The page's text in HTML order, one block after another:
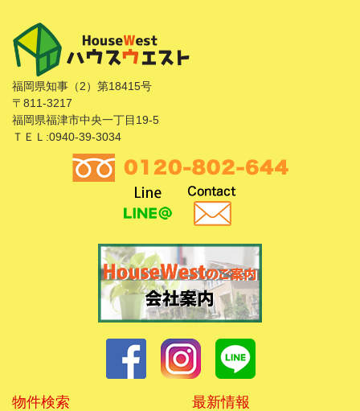
福岡県知事（2）第18415号
〒811-3217
福岡県福津市中央一丁目19-5
ＴＥＬ:0940-39-3034
物件検索 最新情報